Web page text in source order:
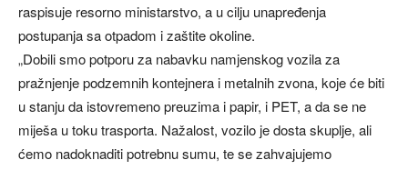
raspisuje resorno ministarstvo, a u cilju unapređenja
postupanja sa otpadom i zaštite okoline.
„Dobili smo potporu za nabavku namjenskog vozila za
pražnjenje podzemnih kontejnera i metalnih zvona, koje će biti
u stanju da istovremeno preuzima i papir, i PET, a da se ne
miješa u toku trasporta. Nažalost, vozilo je dosta skuplje, ali
ćemo nadoknaditi potrebnu sumu, te se zahvajujemo